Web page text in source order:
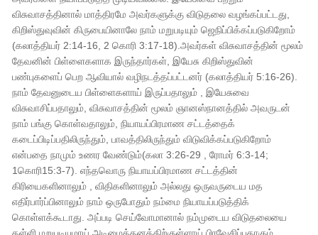
விசுவாசத்தினால் மாத்திரமே அவர்களுக்கு விடுதலை வழங்கப்பட்டது,
கிறிஸ்துவுவின் கிருபையினாலே நாம் மறுபடியும் ஜெநிப்பிக்கப்படுகிறோம்
(கலாத்தியர் 2:14-16, 2 கொரி 3:17-18).அவர்கள் விசுவாசத்தின் மூலம்
தேவனின் பிள்ளைகளாக இருந்தார்கள், இயேசு கிறிஸ்துவின்
பண்புகளைப் பெற ஆவியால் வழிநடத்தப்பட்டனர் (கலாத்தியர் 5:16-26).
நாம் தேவனுடைய பிள்ளைகளாய் இருப்பதாலும் , இயேசுவை
விசுவாசிப்பதாலும், விசுவாசத்தின் மூலம் ஞானஸ்நானத்தில் அவருடன்
நாம் பங்கு கொள்வதாலும், நியாயப்பிரமாண சட்டத்தைக்
கடைப்பிடிப்பதிலிருந்தும், பாவத்திலிருந்தும் விடுவிக்கப்படுகிறோம்
என்பதை நாமும் உணர வேண்டும்(கலா 3:26-29 , ரோமர் 6:3-14;
1கொரி15:3-7). எந்தவொரு நியாயப்பிரமாண சட்டத்தின்
கிரியைகளினாலும் , விதிகளினாலும் அல்லது ஒருவருடைய மத
எதிர்பார்ப்பினாலும் நாம் ஒருபோதும் நம்மை நியாயப்படுத்திக்
கொள்ளக்கூடாது. அப்படி செய்வோமானால் நம்முடைய விடுதலையை